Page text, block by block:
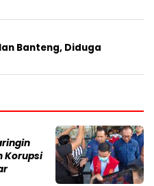
Banteng, Diduga
Korupsi